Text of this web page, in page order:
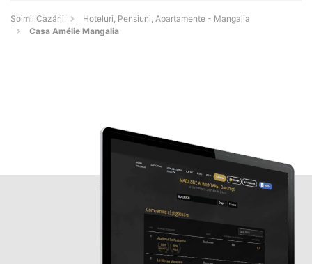
Șoimii Cazării
Hoteluri, Pensiuni, Apartamente - Mangalia
Casa Amélie Mangalia